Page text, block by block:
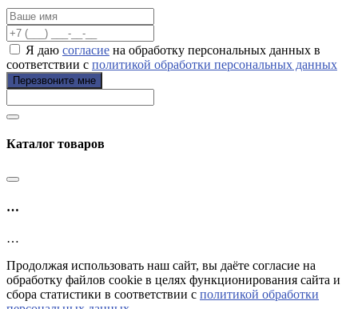
Я даю согласие на обработку персональных данных в
соответствии с политикой обработки персональных данных
Перезвоните мне
Каталог товаров
…
…
Продолжая использовать наш сайт, вы даёте согласие на
обработку файлов cookie в целях функционирования сайта и
сбора статистики в соответствии с политикой обработки